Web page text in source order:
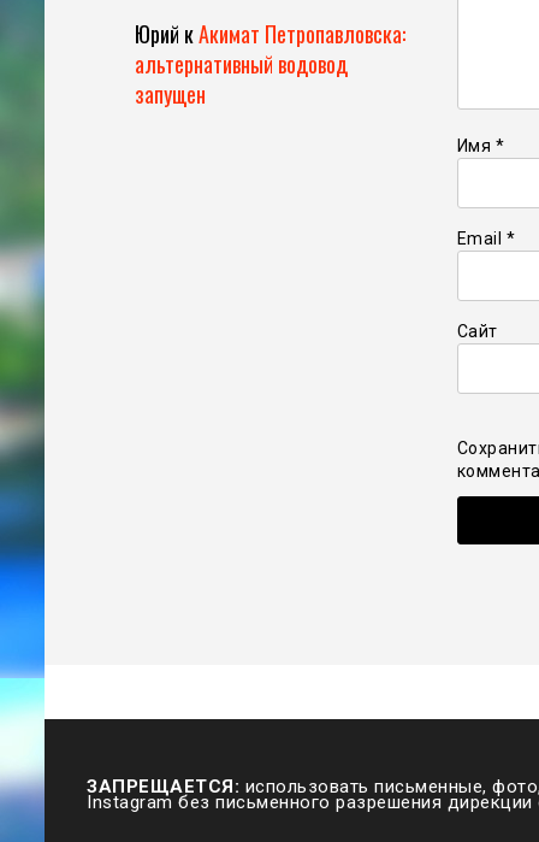
Имя *
Email *
Сайт
Юрий кАкимат Петропавловска:
альтернативный водовод
запущен
ЗАПРЕЩАЕТСЯ: использовать письменные,
Instagram без письменного разрешения дирекции